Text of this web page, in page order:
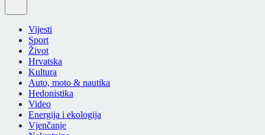
Vijesti
Sport
Život
Hrvatska
Kultura
Auto, moto & nautika
Hedonistika
Video
Energija i ekologija
Vjenčanje